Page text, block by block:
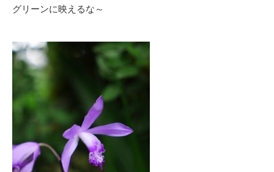
グリーンに映えるな～